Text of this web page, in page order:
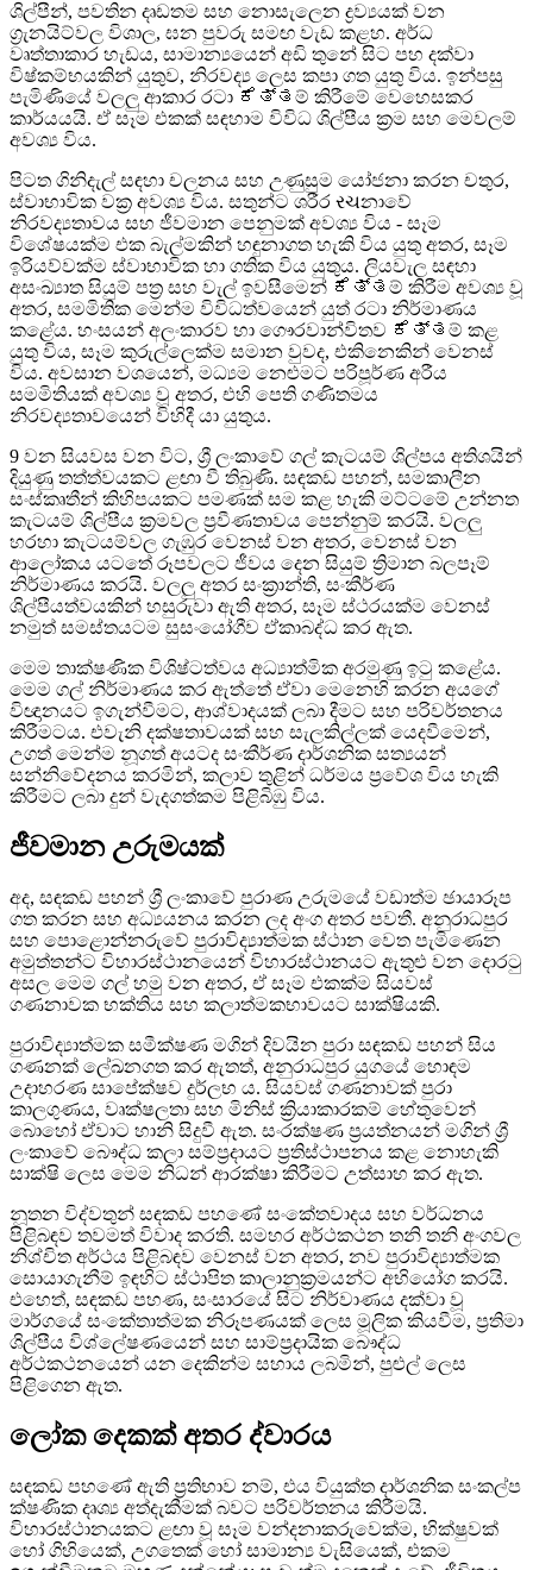
ශිල්පීන්, පවතින දෘඩතම සහ නොසැලෙන ද්‍රව්‍යයක් වන
ග්‍රැනයිට්වල විශාල, ඝන පුවරු සමඟ වැඩ කළහ. අර්ධ
වෘත්තාකාර හැඩය, සාමාන්‍යයෙන් අඩි තුනේ සිට පහ දක්වා
විෂ්කම්භයකින් යුතුව, නිරවද්‍ය ලෙස කපා ගත යුතු විය. ඉන්පසු
පැමිණියේ වලලු ආකාර රටා ಕೆತ್ತම් කිරීමේ වෙහෙසකර
කාර්යයයි. ඒ සෑම එකක් සඳහාම විවිධ ශිල්පීය ක්‍රම සහ මෙවලම්
අවශ්‍ය විය.
පිටත ගිනිදැල් සඳහා චලනය සහ උණුසුම යෝජනා කරන චතුර,
ස්වාභාවික වක්‍ර අවශ්‍ය විය. සතුන්ට ශරීර રચනාවේ
නිරවද්‍යතාවය සහ ජීවමාන පෙනුමක් අවශ්‍ය විය - සෑම
විශේෂයක්ම එක බැල්මකින් හඳුනාගත හැකි විය යුතු අතර, සෑම
ඉරියව්වක්ම ස්වාභාවික හා ගතික විය යුතුය. ලියවැල සඳහා
අසංඛ්‍යාත සියුම් පත්‍ර සහ වැල් ඉවසීමෙන් ಕೆತ್ತම් කිරීම අවශ්‍ය වූ
අතර, සමමිතික මෙන්ම විවිධත්වයෙන් යුත් රටා නිර්මාණය
කළේය. හංසයන් අලංකාරව හා ගෞරවාන්විතව ಕೆತ್ತම් කළ
යුතු විය, සෑම කුරුල්ලෙක්ම සමාන වුවද, එකිනෙකින් වෙනස්
විය. අවසාන වශයෙන්, මධ්‍යම නෙළුමට පරිපූර්ණ අරීය
සමමිතියක් අවශ්‍ය වූ අතර, එහි පෙති ගණිතමය
නිරවද්‍යතාවයෙන් විහිදී යා යුතුය.
9 වන සියවස වන විට, ශ්‍රී ලංකාවේ ගල් කැටයම් ශිල්පය අතිශයින්
දියුණු තත්ත්වයකට ළඟා වී තිබුණි. සඳකඩ පහන්, සමකාලීන
සංස්කෘතීන් කිහිපයකට පමණක් සම කළ හැකි මට්ටමේ උන්නත
කැටයම් ශිල්පීය ක්‍රමවල ප්‍රවීණතාවය පෙන්නුම් කරයි. වලලු
හරහා කැටයම්වල ගැඹුර වෙනස් වන අතර, වෙනස් වන
ආලෝකය යටතේ රූපවලට ජීවය දෙන සියුම් ත්‍රිමාන බලපෑම්
නිර්මාණය කරයි. වලලු අතර සංක්‍රාන්ති, සංකීර්ණ
ශිල්පීයත්වයකින් හසුරුවා ඇති අතර, සෑම ස්ථරයක්ම වෙනස්
නමුත් සමස්තයටම සුසංයෝගීව ඒකාබද්ධ කර ඇත.
මෙම තාක්ෂණික විශිෂ්ටත්වය අධ්‍යාත්මික අරමුණු ඉටු කළේය.
මෙම ගල් නිර්මාණය කර ඇත්තේ ඒවා මෙනෙහි කරන අයගේ
විඥානයට ඉගැන්වීමට, ආශ්වාදයක් ලබා දීමට සහ පරිවර්තනය
කිරීමටය. එවැනි දක්ෂතාවයක් සහ සැලකිල්ලක් යෙදවීමෙන්,
උගත් මෙන්ම නූගත් අයටද සංකීර්ණ දාර්ශනික සත්‍යයන්
සන්නිවේදනය කරමින්, කලාව තුළින් ධර්මය ප්‍රවේශ විය හැකි
කිරීමට ලබා දුන් වැදගත්කම පිළිබිඹු විය.
ජීවමාන උරුමයක්
අද, සඳකඩ පහන් ශ්‍රී ලංකාවේ පුරාණ උරුමයේ වඩාත්ම ඡායාරූප
ගත කරන සහ අධ්‍යයනය කරන ලද අංග අතර පවතී. අනුරාධපුර
සහ පොළොන්නරුවේ පුරාවිද්‍යාත්මක ස්ථාන වෙත පැමිණෙන
අමුත්තන්ට විහාරස්ථානයෙන් විහාරස්ථානයට ඇතුළු වන දොරටු
අසල මෙම ගල් හමු වන අතර, ඒ සෑම එකක්ම සියවස්
ගණනාවක භක්තිය සහ කලාත්මකභාවයට සාක්ෂියකි.
පුරාවිද්‍යාත්මක සමීක්ෂණ මගින් දිවයින පුරා සඳකඩ පහන් සිය
ගණනක් ලේඛනගත කර ඇතත්, අනුරාධපුර යුගයේ හොඳම
උදාහරණ සාපේක්ෂව දුර්ලභ ය. සියවස් ගණනාවක් පුරා
කාලගුණය, වෘක්ෂලතා සහ මිනිස් ක්‍රියාකාරකම් හේතුවෙන්
බොහෝ ඒවාට හානි සිදුවී ඇත. සංරක්ෂණ ප්‍රයත්නයන් මගින් ශ්‍රී
ලංකාවේ බෞද්ධ කලා සම්ප්‍රදායට ප්‍රතිස්ථාපනය කළ නොහැකි
සාක්ෂි ලෙස මෙම නිධන් ආරක්ෂා කිරීමට උත්සාහ කර ඇත.
නූතන විද්වතුන් සඳකඩ පහණේ සංකේතවාදය සහ වර්ධනය
පිළිබඳව තවමත් විවාද කරති. සමහර අර්ථකථන තනි තනි අංගවල
නිශ්චිත අර්ථය පිළිබඳව වෙනස් වන අතර, නව පුරාවිද්‍යාත්මක
සොයාගැනීම් ඉඳහිට ස්ථාපිත කාලානුක්‍රමයන්ට අභියෝග කරයි.
එහෙත්, සඳකඩ පහණ, සංසාරයේ සිට නිර්වාණය දක්වා වූ
මාර්ගයේ සංකේතාත්මක නිරූපණයක් ලෙස මූලික කියවීම, ප්‍රතිමා
ශිල්පීය විශ්ලේෂණයෙන් සහ සාම්ප්‍රදායික බෞද්ධ
අර්ථකථනයෙන් යන දෙකින්ම සහාය ලබමින්, පුළුල් ලෙස
පිළිගෙන ඇත.
ලෝක දෙකක් අතර ද්වාරය
සඳකඩ පහණේ ඇති ප්‍රතිභාව නම්, එය වියුක්ත දාර්ශනික සංකල්ප
ක්ෂණික දෘශ්‍ය අත්දැකීමක් බවට පරිවර්තනය කිරීමයි.
විහාරස්ථානයකට ළඟා වූ සෑම වන්දනාකරුවෙක්ම, භික්ෂුවක්
හෝ ගිහියෙක්, උගතෙක් හෝ සාමාන්‍ය වැසියෙක්, එකම